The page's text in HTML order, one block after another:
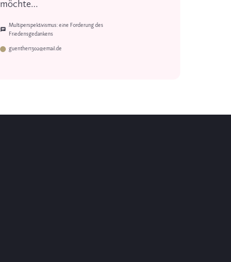
möchte...
Multiperspektivismus: eine Forderung des
Friedensgedankens
guenther1302@email.de